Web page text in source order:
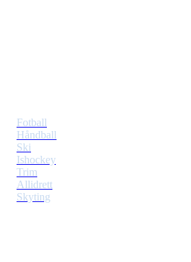
Fotball
Håndball
Ski
Ishockey
Trim
Allidrett
Skyting